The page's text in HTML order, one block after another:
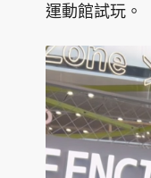
運動館試玩。